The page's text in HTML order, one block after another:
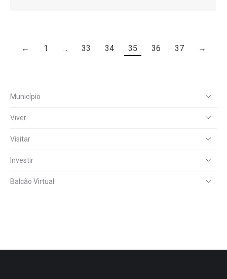
← 1 … 33 34 35 36 37 →
Município
Viver
Visitar
Investir
Balcão Virtual